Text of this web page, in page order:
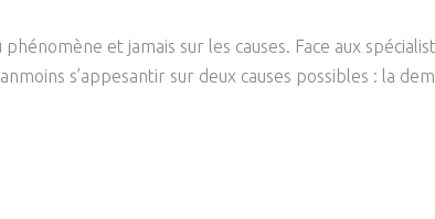
et jamais sur les causes. Face aux
s’appesantir sur deux causes possibles : la